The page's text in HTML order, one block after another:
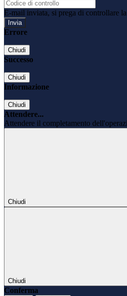
E-mail inviata, si prega di controllare
Errore
Chiudi
Successo
Chiudi
Informazione
Chiudi
Attendere...
Attendere il completamento
Chiudi
Chiudi
Conferma